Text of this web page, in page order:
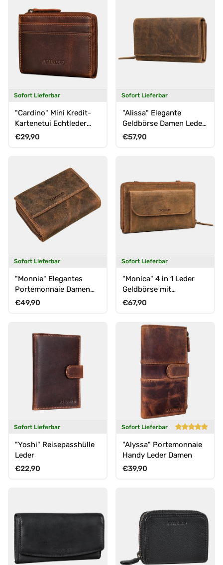
Sofort Lieferbar
"Cardino" Mini Kredit-
Kartenetui Echtleder
RFID Schutz Herren &
Normaler Preis
€29,90
Sofort Lieferbar
"Alissa" Elegante
Geldbörse Damen Leder
Groß 26 Kartenfächer
Normaler Preis
€57,90
Sofort Lieferbar
"Monnie" Elegantes
Portemonnaie Damen
Leder RFID Blocker
Normaler Preis
€49,90
Sofort Lieferbar
"Monica" 4 in 1 Leder
Geldbörse mit
Handyfach
Normaler Preis
€67,90
Sofort Lieferbar
"Yoshi" Reisepasshülle
Leder
Normaler Preis
€22,90
Sofort Lieferbar
"Alyssa" Portemonnaie
Handy Leder Damen
Normaler Preis
€39,90